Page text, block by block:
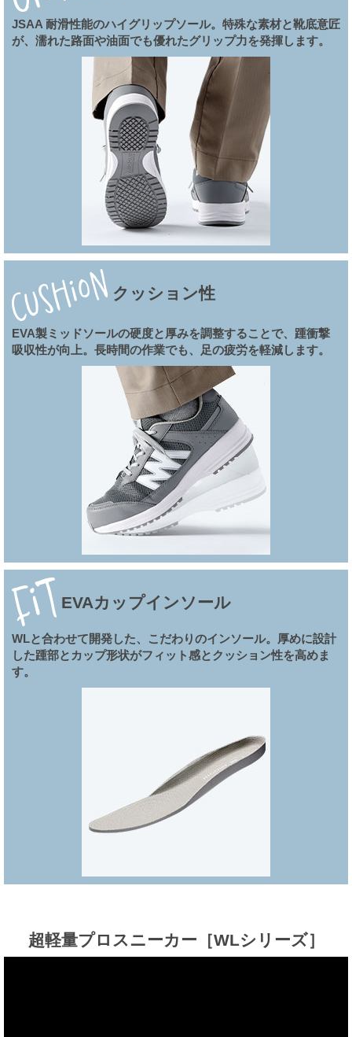
JSAA 耐滑性能のハイグリップソール。特殊な素材と靴底意匠
が、濡れた路面や油面でも優れたグリップ力を発揮します。
クッション性
EVA製ミッドソールの硬度と厚みを調整することで、踵衝撃
吸収性が向上。長時間の作業でも、足の疲労を軽減します。
EVAカップインソール
WLと合わせて開発した、こだわりのインソール。厚めに設計
した踵部とカップ形状がフィット感とクッション性を高めま
す。
超軽量プロスニーカー ［WLシリーズ］